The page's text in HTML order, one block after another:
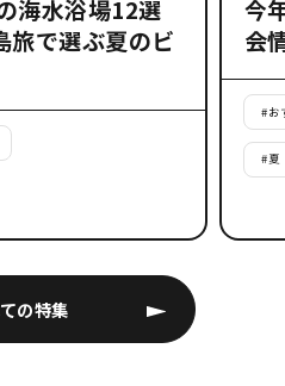
の特集
海水浴場12選
旅で選ぶ夏のビ
今
会
#お
#夏